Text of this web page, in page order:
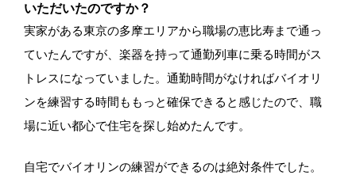
いただいたのですか？
実家がある東京の多摩エリアから職場の恵比寿まで通っ
ていたんですが、楽器を持って通勤列車に乗る時間がス
トレスになっていました。通勤時間がなければバイオリ
ンを練習する時間ももっと確保できると感じたので、職
場に近い都心で住宅を探し始めたんです。
自宅でバイオリンの練習ができるのは絶対条件でした。